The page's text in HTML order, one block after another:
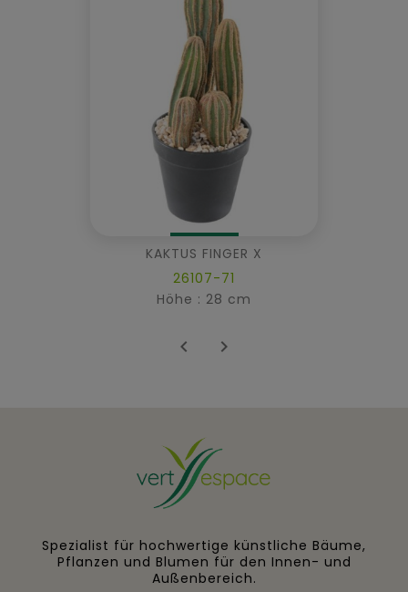
KAKTUS FINGER X
26107-71
Höhe : 28 cm
 
Spezialist für hochwertige künstliche Bäume,
Pflanzen und Blumen für den Innen- und
Außenbereich.